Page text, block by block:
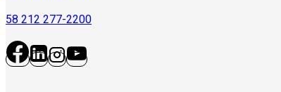
58 212 277-2200